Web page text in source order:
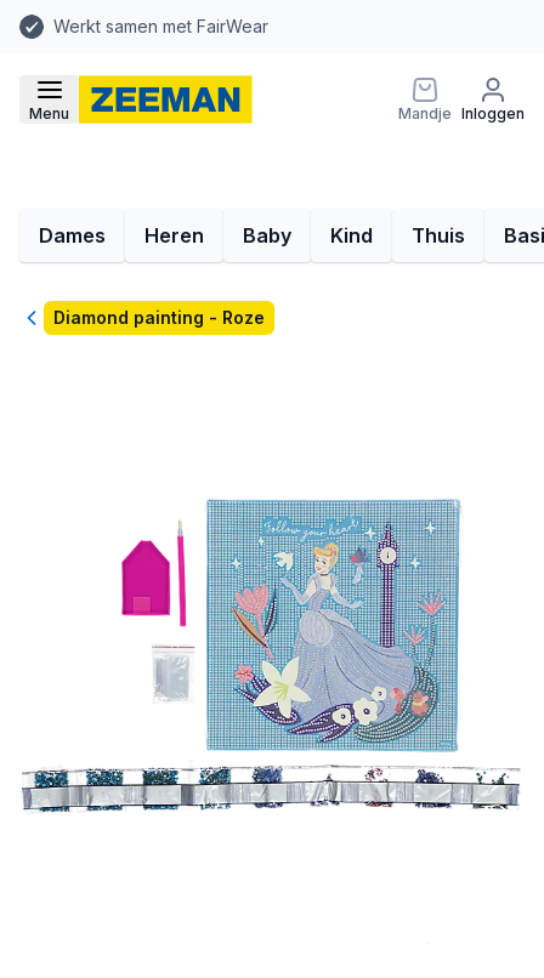
Werkt samen met FairWear
Menu Mandje Inloggen
Dames Heren Baby Kind Thuis
TerugDiamond painting - Roze